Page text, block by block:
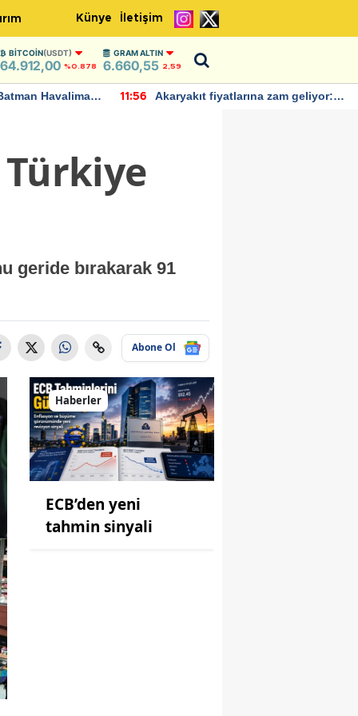
Künye İletişim
BITCOIN(USDT)
64.912,00 %0.878
GRAM ALTIN
6.660,55 2,59
Havalimanı
11:56
Akaryakıt fiyatlarına zam geliyor:
geride bırakarak 91
Abone Ol
Haberler
ECB’den yeni
tahmin sinyali